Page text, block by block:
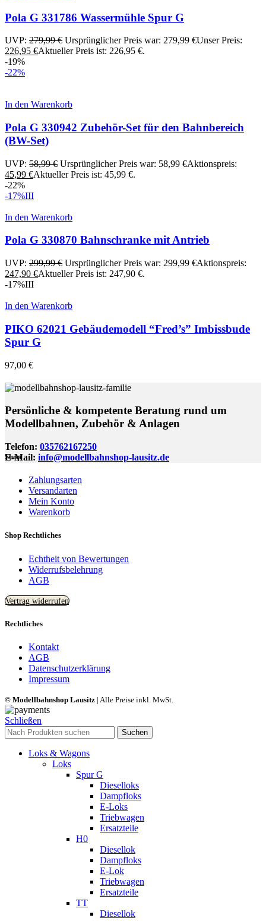
Pola G 331786 Wassermühle Spur G
UVP: 279,99€ Ursprünglicher Preis war: 279,99 €Unser Preis:
226,95 €Aktueller Preis ist: 226,95 €.
-19%
-22%
In den Warenkorb
Pola G 330942 Zubehör-Set für den Bahnbereich
(BW-Set)
UVP: 58,99€ Ursprünglicher Preis war: 58,99 €Aktionspreis:
45,99 €Aktueller Preis ist: 45,99 €.
-22%
-17%III
In den Warenkorb
Pola G 330870 Bahnschranke mit Antrieb
UVP: 299,99€ Ursprünglicher Preis war: 299,99 €Aktionspreis:
247,90 €Aktueller Preis ist: 247,90 €.
-17%III
In den Warenkorb
PIKO 62021 Gebäudemodell “Fred’s” Imbissbude
Spur G
97,00 €
Persönliche & kompetente Beratung rund um
Modellbahnen, Zubehör & Anlagen
Telefon: 035762167250
E-Mail: info@modellbahnshop-lausitz.de
Shop
Zahlungsarten
Versandarten
Mein Konto
Warenkorb
Shop Rechtliches
Echtheit von Bewertungen
Widerrufsbelehrung
AGB
Vertrag widerrufen
Rechtliches
Kontakt
AGB
Datenschutzerklärung
Impressum
© Modellbahnshop Lausitz | Alle Preise inkl. MwSt.
Schließen
Suchen
Loks & Wagons
Loks
Spur G
Dieselloks
Dampfloks
E-Loks
Triebwagen
Ersatzteile
H0
Diesellok
Dampfloks
E-Lok
Triebwagen
Ersatzteile
TT
Diesellok